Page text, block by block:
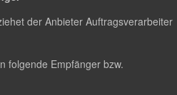
der Anbieter Auftragsverarbeiter
folgende Empfänger bzw.